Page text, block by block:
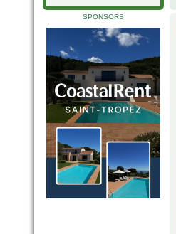
SPONSORS